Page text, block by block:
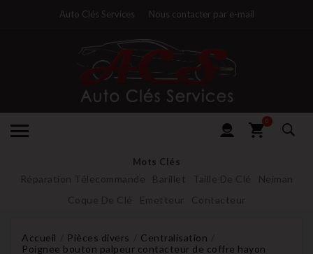
Auto Clés Services Nous contacter par e-mail
0
Mots Clés
Réparation Télecommande Barillet Taille De Clé
Neiman
Coque De Clé
Emetteur Contacteur
Accueil Pièces divers
Centralisation
Poignee bouton palpeur contacteur de coffre hayon